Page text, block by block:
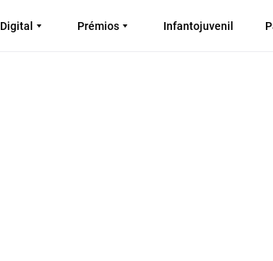
Digital Prémios Infantojuvenil